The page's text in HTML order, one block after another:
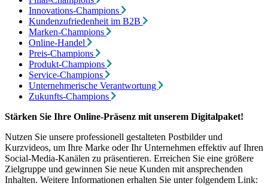
Innovations-Champions
Kundenzufriedenheit im B2B
Marken-Champions
Online-Handel
Preis-Champions
Produkt-Champions
Service-Champions
Unternehmerische Verantwortung
Zukunfts-Champions
Stärken Sie Ihre Online-Präsenz mit unserem Digitalpaket!
Nutzen Sie unsere professionell gestalteten Postbilder und
Kurzvideos, um Ihre Marke oder Ihr Unternehmen effektiv auf Ihren
Social-Media-Kanälen zu präsentieren. Erreichen Sie eine größere
Zielgruppe und gewinnen Sie neue Kunden mit ansprechenden
Inhalten. Weitere Informationen erhalten Sie unter folgendem Link: